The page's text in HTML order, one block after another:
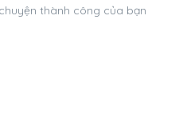
thành công của bạn